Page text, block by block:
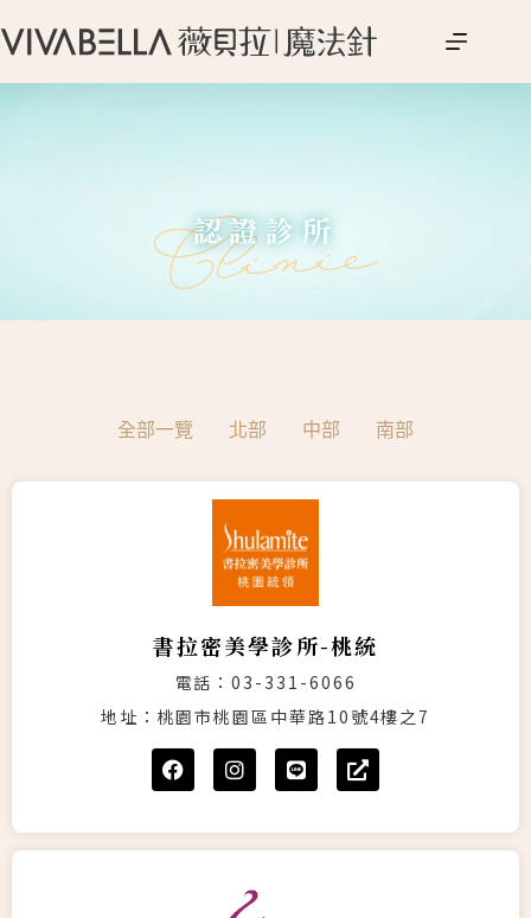
認證診所
全部一覽 北部 中部 南部
書拉密美學診所-桃統
電話：03-331-6066
地址：桃園市桃園區中華路10號4樓之7